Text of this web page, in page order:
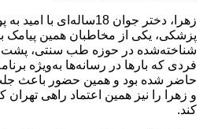
زهرا، دختر جوان
پزشکی، یکی از مخاطبان همین پیامک
شناخته‌شده در حوزه طب سنتی، پشت
فردی که بارها در رسانه‌ها به‌ویژه
حاضر شده بود و همین حضور باعث جلب
و زهرا را نیز همین اعتماد راهی تهران
کند.